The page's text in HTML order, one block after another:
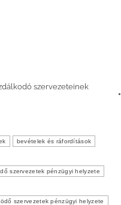
szervezeteinek
bevételek és ráfordítások
szervezetek pénzügyi helyzete
szervezetek pénzügyi helyzete